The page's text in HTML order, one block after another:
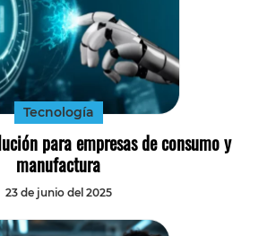
Tecnología
para empresas de consumo y
manufactura
23 de junio del 2025